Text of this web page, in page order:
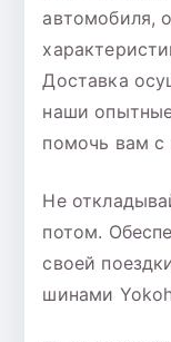
автомобиля,
Доставка
наши
помочь вам с
Не
потом.
своей
шинами